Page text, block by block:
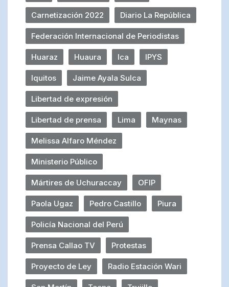
Carnetización 2022 Diario La República
Federación Internacional de Periodistas
Huaraz Huaura Ica IPYS
Iquitos Jaime Ayala Sulca
Libertad de expresión
Libertad de prensa Lima Maynas
Melissa Alfaro Méndez
Ministerio Público
Mártires de Uchuraccay OFIP
Paola Ugaz Pedro Castillo Piura
Policía Nacional del Perú
Prensa Callao TV Protestas
Proyecto de Ley Radio Estación Wari